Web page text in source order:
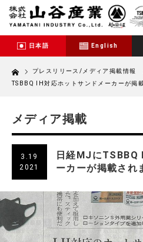
日本語 English
Home プレスリリース/メディア掲載情報
TSBBQ IH対応ホットサンドメーカーが掲
メディア掲載
3.19
2021
日経MJにTSBBQ
ーカーが掲載され